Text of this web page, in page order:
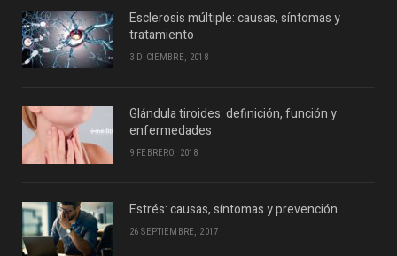
Esclerosis múltiple: causas, síntomas y
tratamiento
3 DICIEMBRE, 2018
Glándula tiroides: definición, función y
enfermedades
9 FEBRERO, 2018
Estrés: causas, síntomas y prevención
26 SEPTIEMBRE, 2017